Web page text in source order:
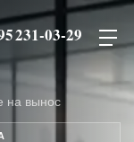
231-03-29
на вынос